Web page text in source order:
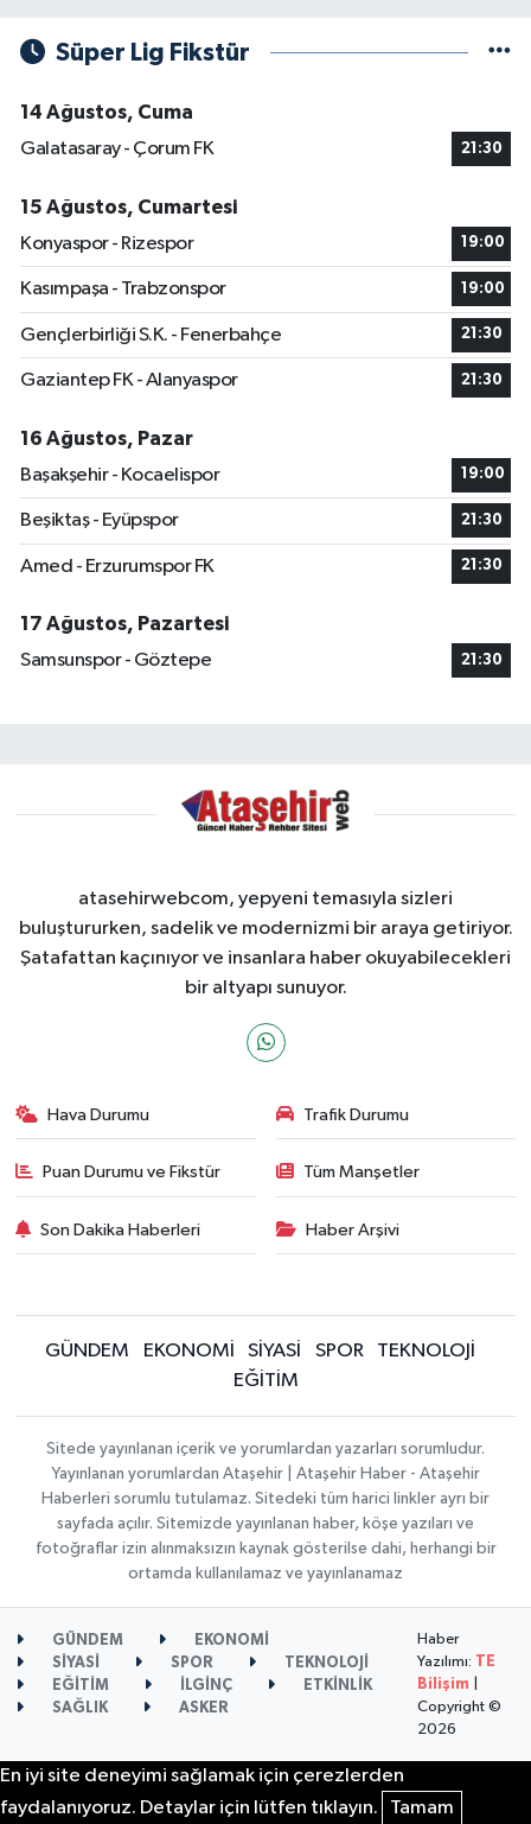
Süper Lig Fikstür
14 Ağustos, Cuma
Galatasaray - Çorum FK
21:30
15 Ağustos, Cumartesi
Konyaspor - Rizespor
19:00
Kasımpaşa - Trabzonspor 19:00
Gençlerbirliği S.K. - Fenerbahçe 21:30
Gaziantep FK - Alanyaspor 21:30
16 Ağustos, Pazar
Başakşehir - Kocaelispor
19:00
Beşiktaş - Eyüpspor 21:30
Amed - Erzurumspor FK 21:30
17 Ağustos, Pazartesi
Samsunspor - Göztepe
21:30
atasehirwebcom, yepyeni temasıyla sizleri
buluştururken, sadelik ve modernizmi bir araya getiriyor.
Şatafattan kaçınıyor ve insanlara haber okuyabilecekleri
bir altyapı sunuyor.
Hava Durumu Trafik Durumu
Puan Durumu ve Fikstür Tüm Manşetler
Son Dakika Haberleri Haber Arşivi
GÜNDEM EKONOMİ SİYASİ SPOR
TEKNOLOJİ
EĞİTİM
Sitede yayınlanan içerik ve yorumlardan yazarları sorumludur.
Yayınlanan yorumlardan Ataşehir | Ataşehir Haber - Ataşehir
Haberleri sorumlu tutulamaz. Sitedeki tüm harici linkler ayrı bir
sayfada açılır. Sitemizde yayınlanan haber, köşe yazıları ve
fotoğraflar izin alınmaksızın kaynak gösterilse dahi, herhangi bir
ortamda kullanılamaz ve yayınlanamaz
GÜNDEM
EKONOMİ
SİYASİ
SPOR
TEKNOLOJİ
EĞİTİM
İLGİNÇ
ETKİNLİK
SAĞLIK
ASKER
Haber
Yazılımı: TE
Bilişim
Copyright ©
2026
En iyi site deneyimi sağlamak için çerezlerden
faydalanıyoruz. Detaylar için lütfen tıklayın.
Tamam